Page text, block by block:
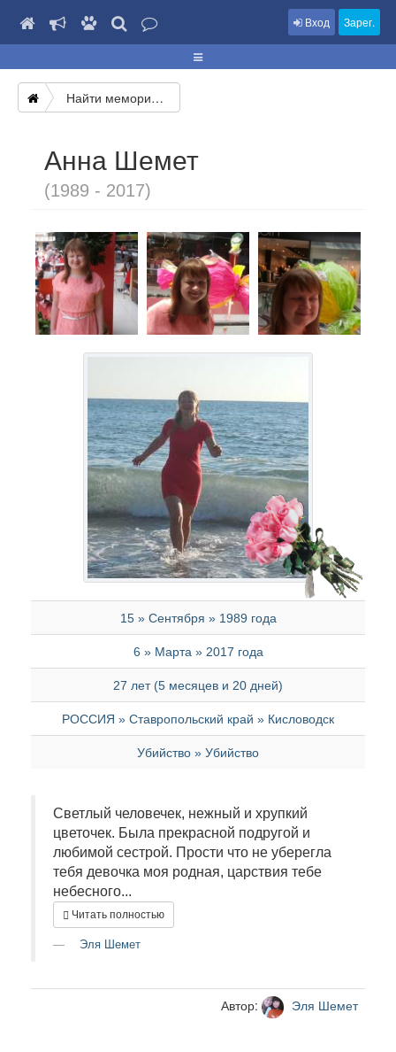
Вход Зарег.
Найти мемориал
Анна Шемет
(1989 - 2017)
15 » Сентября » 1989 года
6 » Марта » 2017 года
27 лет (5 месяцев и 20 дней)
РОССИЯ » Ставропольский край » Кисловодск
Убийство » Убийство
Светлый человечек, нежный и хрупкий
цветочек. Была прекрасной подругой и
любимой сестрой. Прости что не уберегла
тебя девочка моя родная, царствия тебе
небесного...
Читать полностью
Эля Шемет
Автор: Эля Шемет